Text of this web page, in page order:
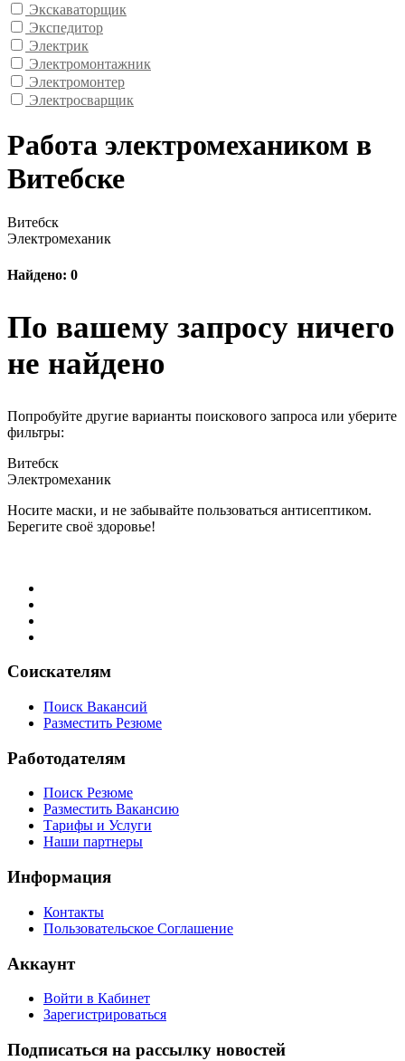
Экскаваторщик
Экспедитор
Электрик
Электромонтажник
Электромонтер
Электросварщик
Работа электромехаником в
Витебске
Витебск
Электромеханик
Найдено: 0
По вашему запросу ничего
не найдено
Попробуйте другие варианты поискового запроса или уберите
фильтры:
Витебск
Электромеханик
Носите маски, и не забывайте пользоваться антисептиком.
Берегите своё здоровье!
Соискателям
Поиск Вакансий
Разместить Резюме
Работодателям
Поиск Резюме
Разместить Вакансию
Тарифы и Услуги
Наши партнеры
Информация
Контакты
Пользовательское Соглашение
Аккаунт
Войти в Кабинет
Зарегистрироваться
Подписаться на рассылку новостей